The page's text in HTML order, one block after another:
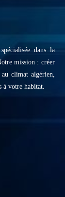
dans la
mission : créer
climat algérien,
à votre habitat.